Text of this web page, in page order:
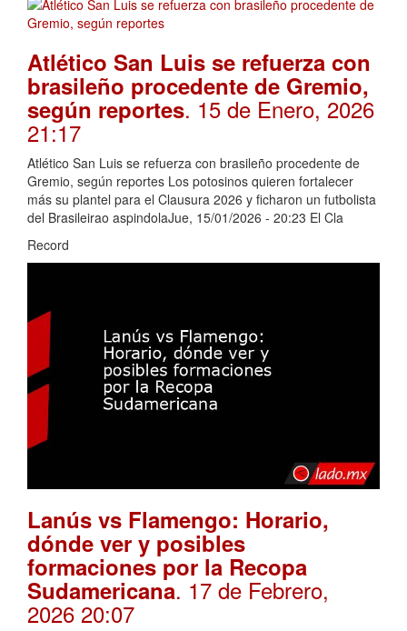
Atlético San Luis se refuerza con
brasileño procedente de Gremio,
según reportes. 15 de Enero, 2026
21:17
Atlético San Luis se refuerza con brasileño procedente de
Gremio, según reportes Los potosinos quieren fortalecer
más su plantel para el Clausura 2026 y ficharon un futbolista
del Brasileirao aspindolaJue, 15/01/2026 - 20:23 El Cla
Record
Lanús vs Flamengo: Horario,
dónde ver y posibles
formaciones por la Recopa
Sudamericana. 17 de Febrero,
2026 20:07